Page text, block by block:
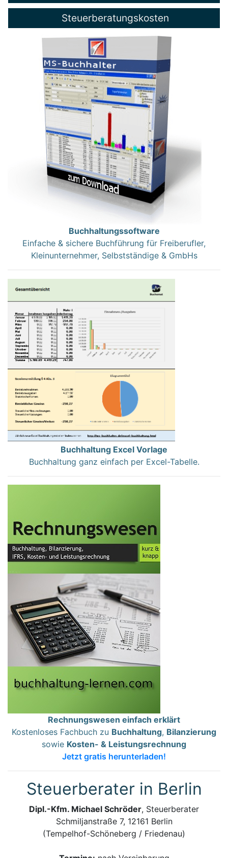
Steuerberatungskosten
Buchhaltungssoftware
Einfache & sichere Buchführung für Freiberufler,
Kleinunternehmer, Selbstständige & GmbHs
Buchhaltung Excel Vorlage
Buchhaltung ganz einfach per Excel-Tabelle.
Rechnungswesen einfach erklärt
Kostenloses Fachbuch zu Buchhaltung, Bilanzierung
sowie Kosten- & Leistungsrechnung
Jetzt gratis herunterladen!
Steuerberater in Berlin
Dipl.-Kfm. Michael Schröder, Steuerberater
Schmiljanstraße 7, 12161 Berlin
(Tempelhof-Schöneberg / Friedenau)